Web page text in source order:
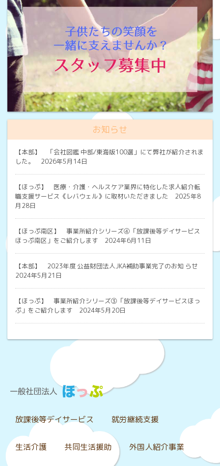
お知らせ
【本部】
「会社図鑑 中部/東海版100選」にて弊社が紹介されま
した。 2026年5月14日
【ほっぷ】
医療・介護・ヘルスケア業界に特化した求人紹介転
職支援サービス《レバウェル》に取材いただきました 2025年8
月28日
【ほっぷ南区】
事業所紹介シリーズ④「放課後等デイサービス
ほっぷ南区」をご紹介します 2024年6月11日
【本部】
2023年度 公益財団法人JKA補助事業完了のお知 らせ
2024年5月21日
【ほっぷ】
事業所紹介シリーズ③「放課後等デイサービスほっ
ぷ」をご紹介します 2024年5月20日
放課後等デイサービス 就労継続支援
生活介護 共同生活援助 外国人紹介事業